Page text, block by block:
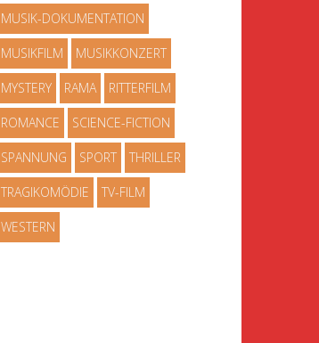
MUSIK-DOKUMENTATION
MUSIKFILM MUSIKKONZERT
MYSTERY RAMA RITTERFILM
ROMANCE SCIENCE-FICTION
SPANNUNG SPORT THRILLER
TRAGIKOMÖDIE TV-FILM
WESTERN